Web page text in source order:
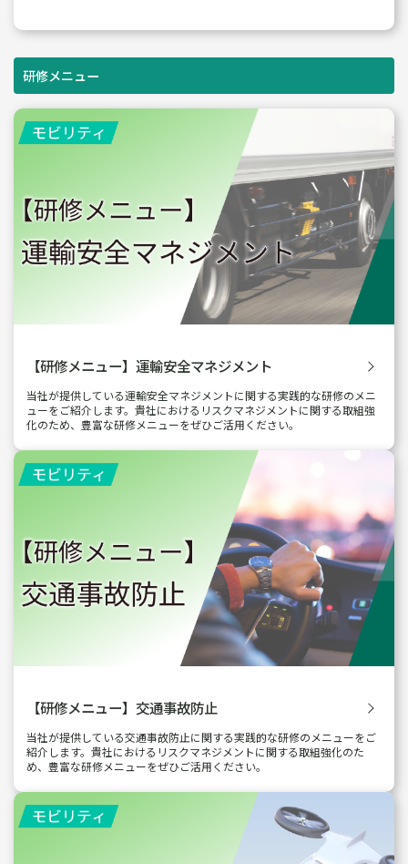
研修メニュー
【研修メニュー】運輸安全マネジメント
当社が提供している運輸安全マネジメントに関する実践的な研修のメニ
ューをご紹介します。貴社におけるリスクマネジメントに関する取組強
化のため、豊富な研修メニューをぜひご活用ください。
【研修メニュー】交通事故防止
当社が提供している交通事故防止に関する実践的な研修のメニューをご
紹介します。貴社におけるリスクマネジメントに関する取組強化のた
め、豊富な研修メニューをぜひご活用ください。